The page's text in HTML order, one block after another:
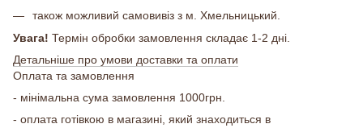
також можливий самовивіз з м. Хмельницький.
Увага! Термін обробки замовлення складає 1-2 дні.
Детальніше про умови доставки та оплати
Оплата та замовлення
- мінімальна сума замовлення 1000грн.
- оплата готівкою в магазині, який знаходиться в